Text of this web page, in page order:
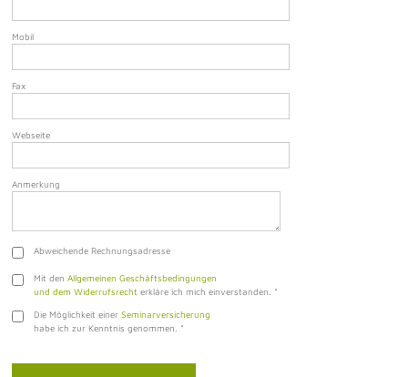
Mobil
Fax
Webseite
Anmerkung
Abweichende Rechnungsadresse
Mit den Allgemeinen Geschäftsbedingungen
und dem Widerrufsrecht erkläre ich mich einverstanden. *
Die Möglichkeit einer Seminarversicherung
habe ich zur Kenntnis genommen. *